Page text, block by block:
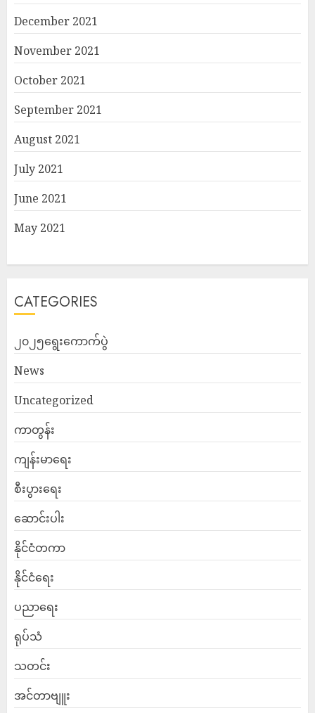
December 2021
November 2021
October 2021
September 2021
August 2021
July 2021
June 2021
May 2021
CATEGORIES
၂၀၂၅ရွေးကောက်ပွဲ
News
Uncategorized
ကာတွန်း
ကျန်းမာရေး
စီးပွားရေး
ဆောင်းပါး
နိုင်ငံတကာ
နိုင်ငံရေး
ပညာရေး
ရုပ်သံ
သတင်း
အင်တာဗျူး